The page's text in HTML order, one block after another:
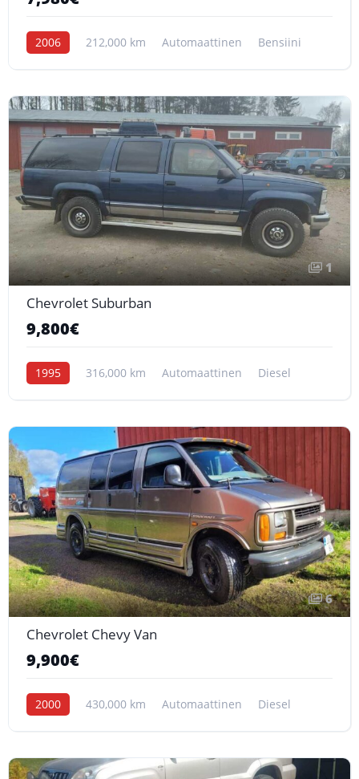
2006 212,000 km Automaattinen Bensiini
1
Chevrolet Suburban
9,800€
1995 316,000 km Automaattinen Diesel
6
Chevrolet Chevy Van
9,900€
2000 430,000 km Automaattinen Diesel